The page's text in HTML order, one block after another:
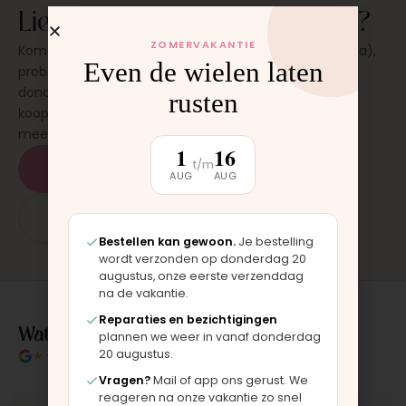
Liever eerst even zien en voelen?
Kom langs in onze werkplaats in Moordrecht (bij Gouda),
probeer de kinderwagen uit en stel al je vragen. Op
donderdag en zaterdag, op afspraak. Geen
koopverplichting. Bevalt hij? Dan neem je hem direct
mee.
Plan een bezichtiging
App: 06 - 2862 1330
Wat klanten over ons zeggen
★★★★★ 4.9/5 klantbeoordeling
ZOMERVAKANTIE
Even de wielen laten
rusten
1
AUG
t/m16
AUG
Bestellen kan gewoon. Je bestelling
wordt verzonden op donderdag 20
augustus, onze eerste verzenddag
na de vakantie.
Reparaties en bezichtigingen
plannen we weer in vanaf donderdag
20 augustus.
Vragen?Mail of app ons gerust. We
reageren na onze vakantie zo snel